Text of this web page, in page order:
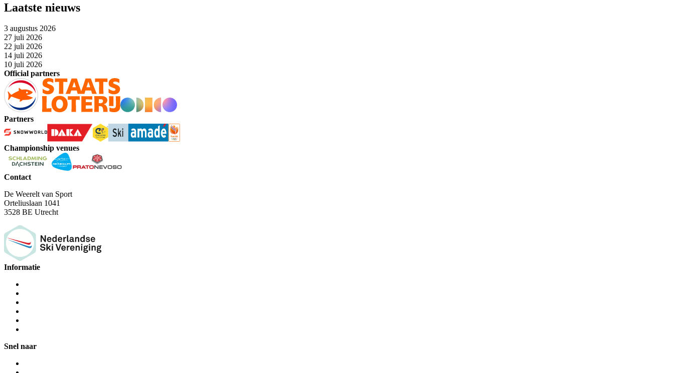
Laatste nieuws
3 augustus 2026
27 juli 2026
22 juli 2026
14 juli 2026
10 juli 2026
Official partners
Partners
Championship venues
Contact
De Weerelt van Sport
Orteliuslaan 1041
3528 BE Utrecht
Informatie
Snel naar